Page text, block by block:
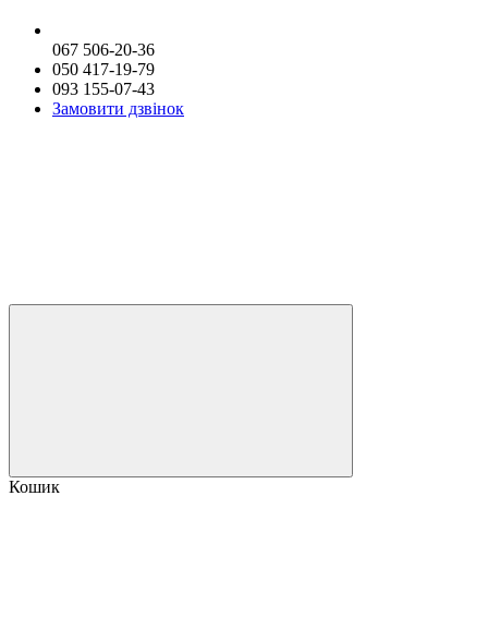
067 506-20-36
050 417-19-79
093 155-07-43
Замовити дзвінок
Кошик